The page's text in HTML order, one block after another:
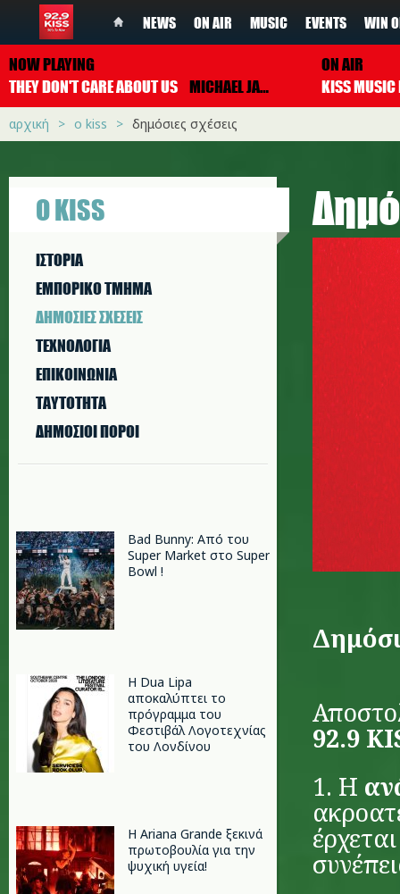
NEWS ON AIR MUSIC EVENTS WIN
NOW PLAYING
THEY DON'T CARE ABOUT US MICHAEL JACKSON
ON AIR
αρχική ο kiss δημόσιες σχέσεις
Ο KISS
ΙΣΤΟΡΙΑ
ΕΜΠΟΡΙΚΟ ΤΜΗΜΑ
ΔΗΜΟΣΙΕΣ ΣΧΕΣΕΙΣ
ΤΕΧΝΟΛΟΓΙΑ
ΕΠΙΚΟΙΝΩΝΙΑ
ΤΑΥΤΟΤΗΤΑ
ΔΗΜΟΣΙΟΙ ΠΟΡΟΙ
Bad Bunny: Από του
Super Market στο Super
Bowl !
Η Dua Lipa
αποκαλύπτει το
πρόγραμμα του
Φεστιβάλ Λογοτεχνίας
του Λονδίνου
Η Ariana Grande ξεκινά
πρωτοβουλία για την
ψυχική υγεία!
92.9
1. Η